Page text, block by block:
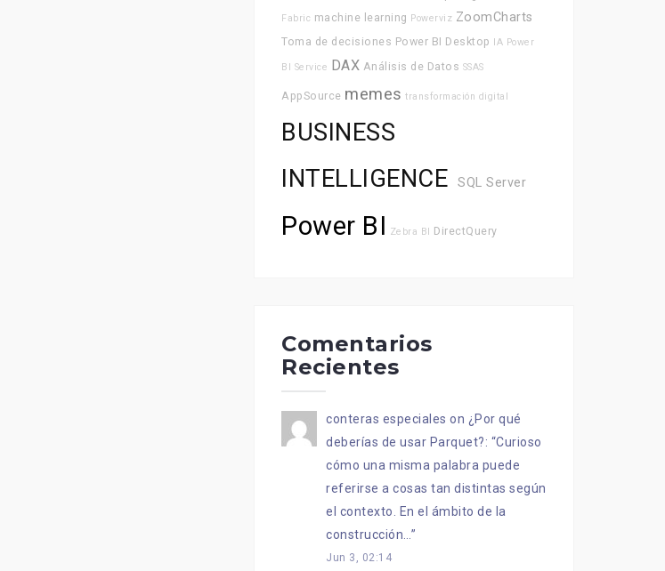
Fabric machine learning Powerviz ZoomCharts
Toma de decisiones Power BI Desktop IA Power
BI Service DAX Análisis de Datos SSAS
AppSource memes transformación digital
BUSINESS
INTELLIGENCE
SQL Server
Power BI Zebra BI DirectQuery
Comentarios
Recientes
conteras especiales on ¿Por qué
deberías de usar Parquet?: “Curioso
cómo una misma palabra puede
referirse a cosas tan distintas según
el contexto. En el ámbito de la
construcción… ”
Jun 3, 02:14